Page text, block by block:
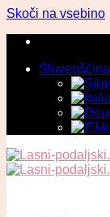
Skoči na vsebino
Slovenščina